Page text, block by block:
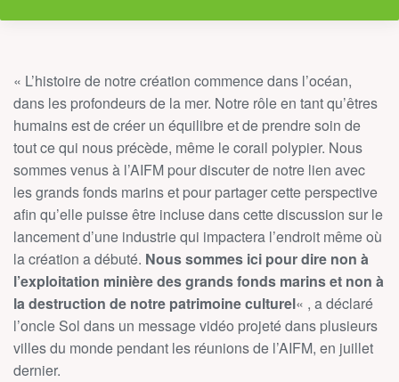
« L’histoire de notre création commence dans l’océan,
dans les profondeurs de la mer. Notre rôle en tant qu’êtres
humains est de créer un équilibre et de prendre soin de
tout ce qui nous précède, même le corail polypier. Nous
sommes venus à l’AIFM pour discuter de notre lien avec
les grands fonds marins et pour partager cette perspective
afin qu’elle puisse être incluse dans cette discussion sur le
lancement d’une industrie qui impactera l’endroit même où
la création a débuté. Nous sommes ici pour dire non à
l’exploitation minière des grands fonds marins et non à
la destruction de notre patrimoine culturel« , a déclaré
l’oncle Sol dans un message vidéo projeté dans plusieurs
villes du monde pendant les réunions de l’AIFM, en juillet
dernier.